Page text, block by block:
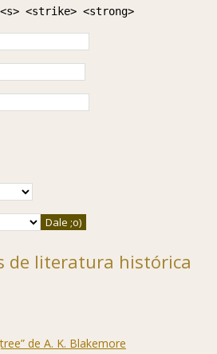
<strike> <strong>
de literatura histórica